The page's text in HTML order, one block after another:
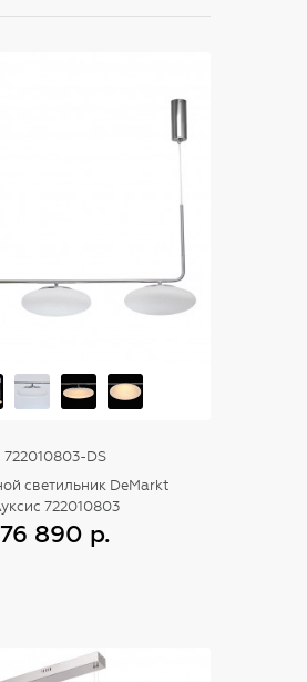
722010803-DS
светильник DeMarkt
722010803
76 890 р.